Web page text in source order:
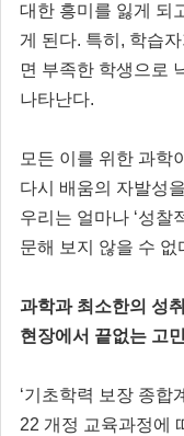
대한 흥미를 잃게 되
게 된다. 특히, 학습
면 부족한 학생으로
나타난다.
모든 이를 위한 과학
다시 배움의 자발성
우리는 얼마나 ‘성찰
문해 보지 않을 수 없
과학과 최소한의 성
현장에서 끝없는 고
‘기초학력 보장 종합
22 개정 교육과정에